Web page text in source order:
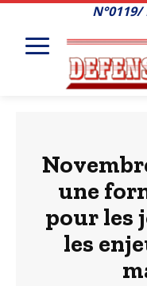
une
pour les
les